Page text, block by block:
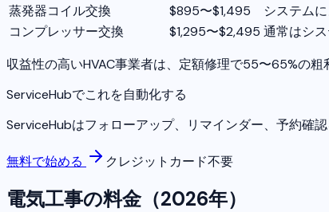
蒸発器コイル交換
$895〜$1,495
システム
コンプレッサー交換
$1,295〜$2,495 通常はシ
収益性の高いHVAC事業者は、定額修理で55〜65%の
ServiceHubでこれを自動化する
ServiceHubはフォローアップ、リマインダー、予約確
無料で始める クレジットカード不要
電気工事の料金（2026年）